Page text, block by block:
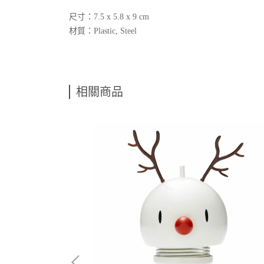
尺寸：7.5 x 5.8 x 9 cm
材質：Plastic, Steel
相關商品